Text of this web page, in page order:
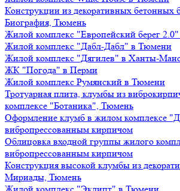
Конструкции из декоративных бетонных
Биография, Тюмень
Жилой комплекс "Европейский берег
Жилой комплекс "Дабл-Дабл" в Тюмени
Жилой комплекс "Дягилев" в Ханты-
ЖК "Погода" в Перми
Жилой комплекс Румянский в Тюмени
Тротуарная плита, клумбы из
комплексе "Ботаника", Тюмень
Оформление клумб в жилом комплексе
вибропрессованным кирпичом
Облицовка входной группы жилого
вибропрессованным кирпичом
Конструкция высокой клумбы из
Мириады, Тюмень